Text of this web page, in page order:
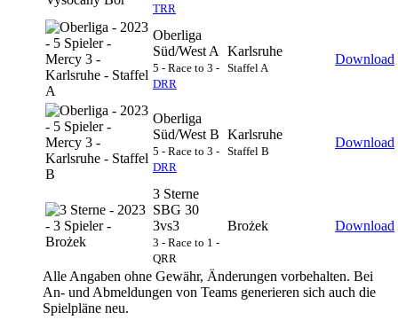
TRR
Oberliga
Süd/West A
5 - Race to 3 -
DRR
Karlsruhe
Staffel A
Download
Oberliga
Süd/West B
5 - Race to 3 -
DRR
Karlsruhe
Staffel B
Download
3 Sterne
SBG 30
3vs3
3 - Race to 1 -
QRR
Brożek Download
Alle Angaben ohne Gewähr, Änderungen vorbehalten. Bei
An- und Abmeldungen von Teams generieren sich auch die
Spielpläne neu.